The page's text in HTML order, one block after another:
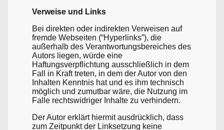
Verweise und Links
Bei direkten oder indirekten Verweisen auf
fremde Webseiten (“Hyperlinks”), die
außerhalb des Verantwortungsbereiches des
Autors liegen, würde eine
Haftungsverpflichtung ausschließlich in dem
Fall in Kraft treten, in dem der Autor von den
Inhalten Kenntnis hat und es ihm technisch
möglich und zumutbar wäre, die Nutzung im
Falle rechtswidriger Inhalte zu verhindern.
Der Autor erklärt hiermit ausdrücklich, dass
zum Zeitpunkt der Linksetzung keine